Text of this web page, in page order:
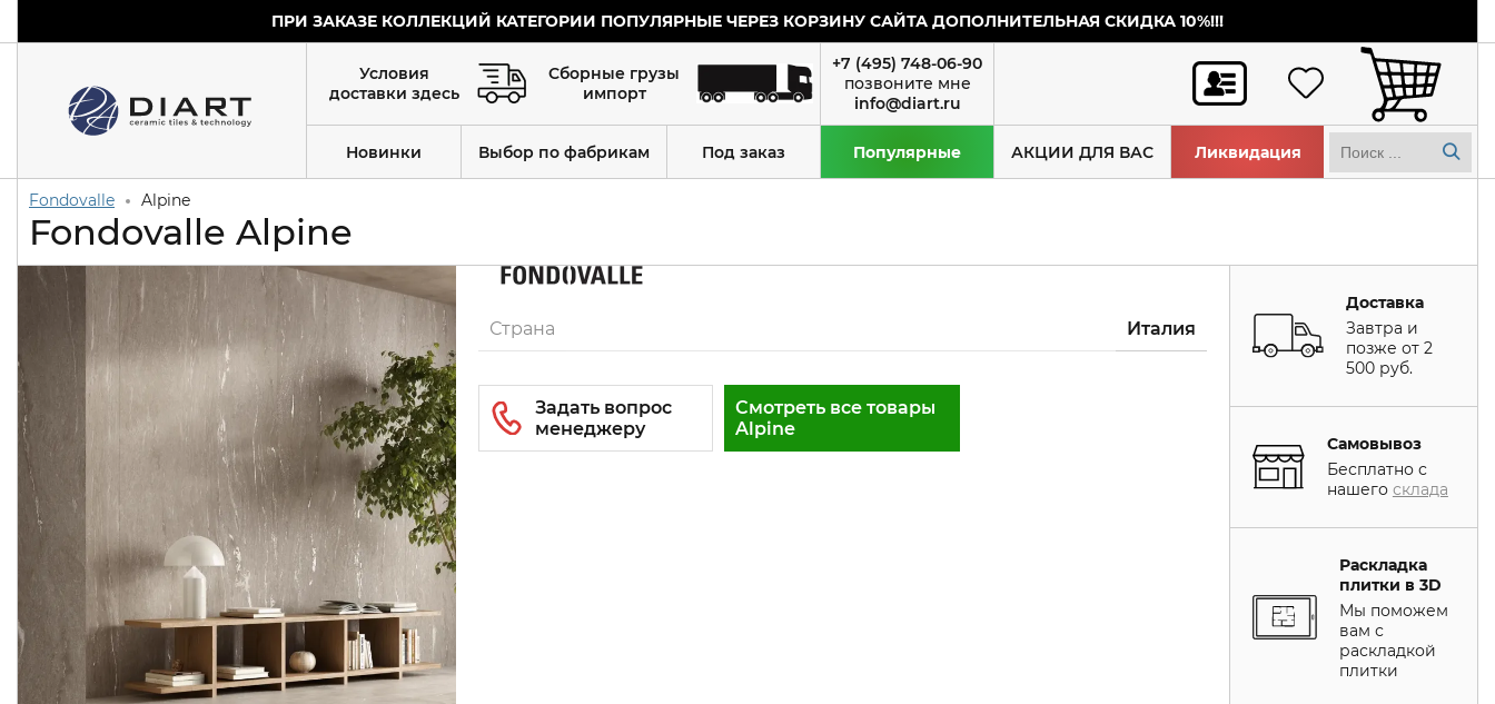
ПРИ ЗАКАЗЕ КОЛЛЕКЦИЙ КАТЕГОРИИ ПОПУЛЯРНЫЕ ЧЕРЕЗ КОРЗИНУ САЙТА ДОПОЛНИТЕЛЬНАЯ СКИДКА 10%!!!
Условия
доставки здесь
Сборные грузы
импорт
+7 (495) 748-06-90
info@diart.ru
Новинки Выбор по фабрикам Под заказ Популярные АКЦИИ ДЛЯ ВАС Ликвидация
Fondovalle Alpine
Fondovalle Alpine
Страна Италия
Смотреть все товары
Alpine
Доставка
Завтра и
позже от 2
500 руб.
Самовывоз
Бесплатно с
нашего склада
Раскладка
плитки в 3D
Мы поможем
вам с
раскладкой
плитки